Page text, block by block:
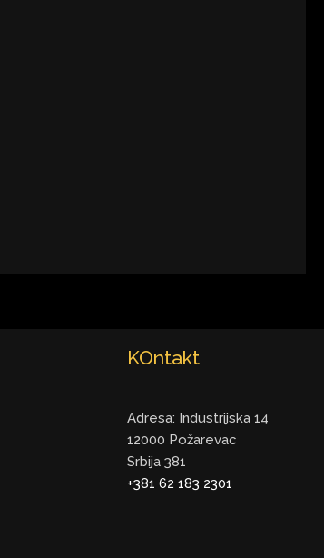
KOntakt
Adresa: Industrijska 14
12000 Požarevac
Srbija 381
+381 62 183 2301